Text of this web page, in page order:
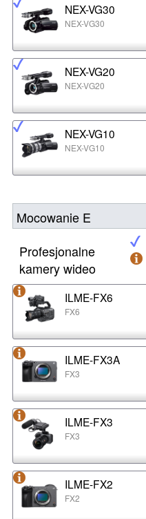
NEX-VG30
NEX-VG30
NEX-VG20
NEX-VG20
NEX-VG10
NEX-VG10
Mocowanie E
Profesjonalne
kamery wideo
ILME-FX6
FX6
ILME-FX3A
FX3
ILME-FX3
FX3
ILME-FX2
FX2